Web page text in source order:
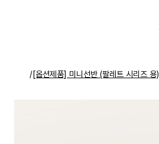
/[옵션제품] 미니선반 (팔레트 시리즈 용)